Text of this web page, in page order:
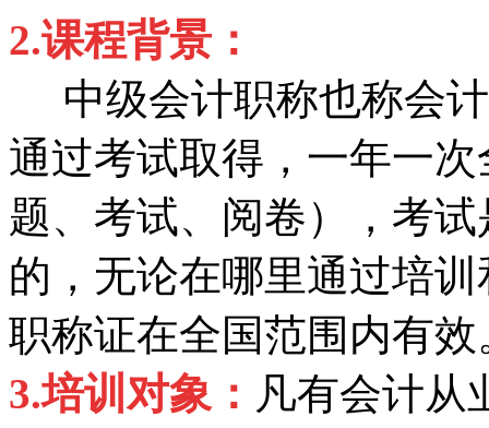
2.课程背景：
中级会计职称也称会
通过考试取得，一年一
题、考试、阅卷），考
的，无论在哪里通过培
职称证在全国范围内有效
3.培训对象： 凡有会计从